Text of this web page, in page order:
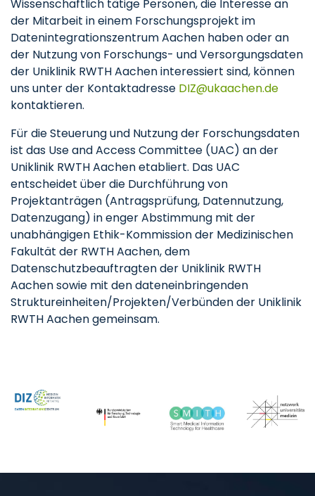
Wissenschaftlich tätige Personen, die Interesse an
der Mitarbeit in einem Forschungsprojekt im
Datenintegrationszentrum Aachen haben oder an
der Nutzung von Forschungs- und Versorgungsdaten
der Uniklinik RWTH Aachen interessiert sind, können
uns unter der Kontaktadresse DIZ ukaachende
kontaktieren.
Für die Steuerung und Nutzung der Forschungsdaten
ist das Use and Access Committee (UAC) an der
Uniklinik RWTH Aachen etabliert. Das UAC
entscheidet über die Durchführung von
Projektanträgen (Antragsprüfung, Datennutzung,
Datenzugang) in enger Abstimmung mit der
unabhängigen Ethik-Kommission der Medizinischen
Fakultät der RWTH Aachen, dem
Datenschutzbeauftragten der Uniklinik RWTH
Aachen sowie mit den dateneinbringenden
Struktureinheiten/Projekten/Verbünden der Uniklinik
RWTH Aachen gemeinsam.